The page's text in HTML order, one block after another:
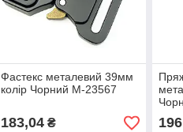
Фастекс металевий 39мм
колір Чорний М-23567
183,04₴